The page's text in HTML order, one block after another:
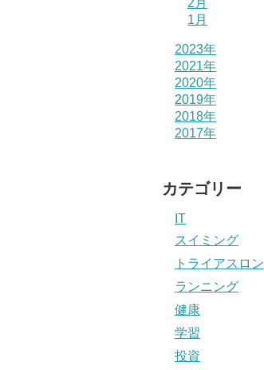
2月
1月
2023年
2021年
2020年
2019年
2018年
2017年
カテゴリー
IT
スイミング
トライアスロン
ランニング
健康
学習
投資